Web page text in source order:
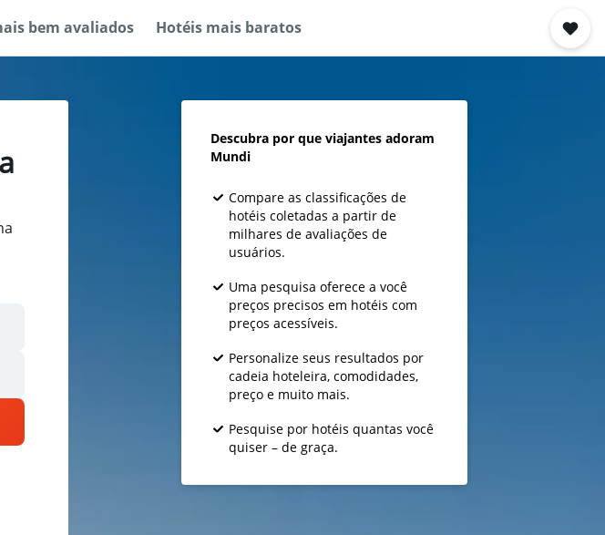
bem avaliados Hotéis mais baratos
Descubra por que viajantes adoram
Mundi
Compare as classificações de
hotéis coletadas a partir de
milhares de avaliações de
usuários.
Uma pesquisa oferece a você
preços precisos em hotéis com
preços acessíveis.
Personalize seus resultados por
cadeia hoteleira, comodidades,
preço e muito mais.
Pesquise por hotéis quantas você
quiser – de graça.